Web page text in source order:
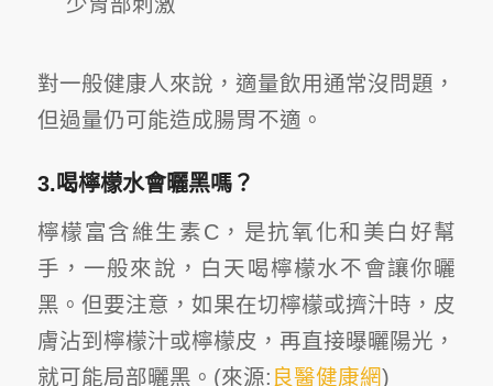
對一般健康人來說，適量飲用通常沒問題，
但過量仍可能造成腸胃不適。
3.喝檸檬水會曬黑嗎？
檸檬富含維生素C，是抗氧化和美白好幫
手，一般來說，白天喝檸檬水不會讓你曬
黑。但要注意，如果在切檸檬或擠汁時，皮
膚沾到檸檬汁或檸檬皮，再直接曝曬陽光，
就可能局部曬黑。(來源: 良醫健康網)